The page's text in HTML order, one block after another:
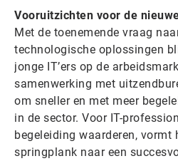
Vooruitzichten voor de
Met de toenemende vraag
technologische oplossingen
jonge IT’ers op de
samenwerking met
om sneller en met meer
in de sector. Voor IT-
begeleiding waarderen, vormt
springplank naar een